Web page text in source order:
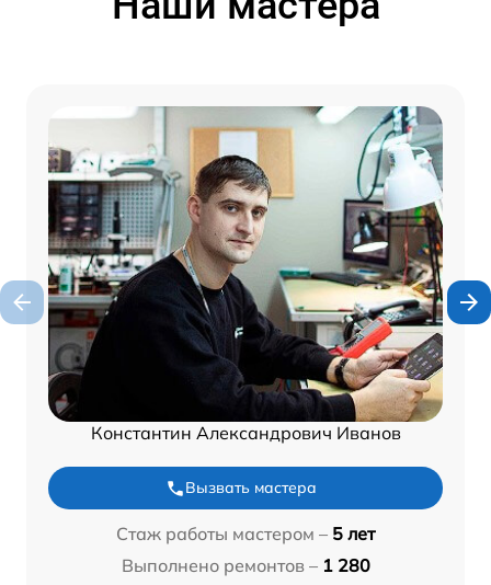
Константин Александрович Иванов
Вызвать мастера
Стаж работы мастером – 5 лет
Выполнено ремонтов – 1 280